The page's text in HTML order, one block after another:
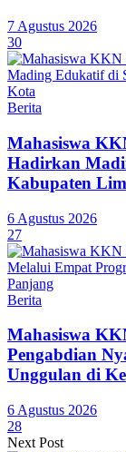
7 Agustus 2026
30
Berita
Mahasiswa
Hadirkan
Kabupaten
6 Agustus 2026
27
Berita
Mahasiswa
Pengabdian
Unggulan di
6 Agustus 2026
28
Next Post